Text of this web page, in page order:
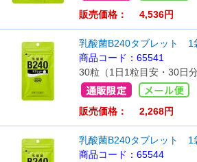
販売価格： 4,536円
乳酸菌B240タブレット
商品コード：65541
30粒（1日1粒目安・30日分
販売価格： 2,268円
乳酸菌B240タブレット 1
商品コード：65544